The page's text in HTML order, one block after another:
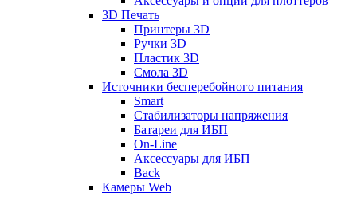
3D Печать
Принтеры 3D
Ручки 3D
Пластик 3D
Смола 3D
Источники бесперебойного питания
Smart
Стабилизаторы напряжения
Батареи для ИБП
On-Line
Аксессуары для ИБП
Back
Камеры Web